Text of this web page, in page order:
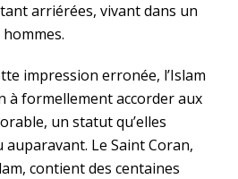
arriérées, vivant dans un
impression erronée, l’Islam
à formellement accorder aux
un statut qu’elles
auparavant. Le Saint Coran,
contient des centaines